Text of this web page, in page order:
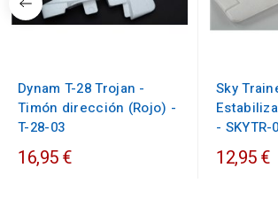
Dynam T-28 Trojan -
Timón dirección (Rojo) -
T-28-03
16,95 €
Sky
- SKYTR-
12,95 €